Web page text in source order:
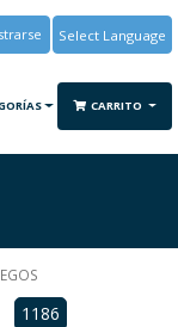
Translate
CARRITO
1186